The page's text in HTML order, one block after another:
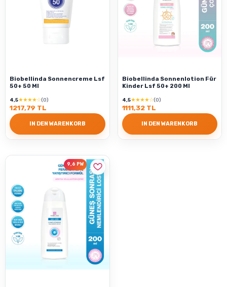
Biobellinda Sonnencreme Lsf
50+ 50 Ml
4,5★★★★☆(0)
1217,79 TL
IN DEN WARENKORB
Biobellinda Sonnenlotion Für
Kinder Lsf 50+ 200 Ml
4,5★★★★☆(0)
1111,32 TL
IN DEN WARENKORB
9,6 PW